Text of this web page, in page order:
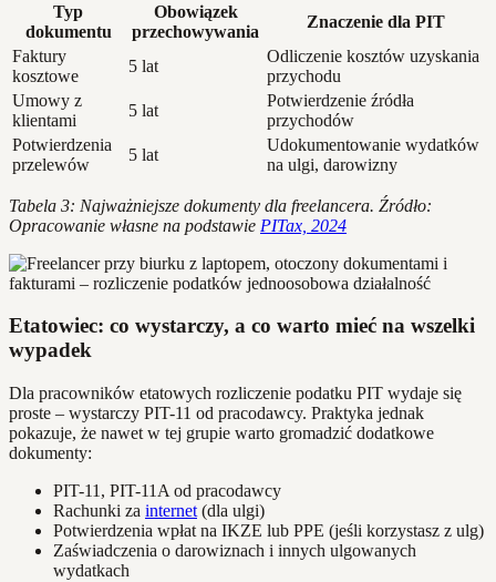
Typ
dokumentu
Obowiązek
przechowywania
Znaczenie dla PIT
Faktury
kosztowe
5 lat
Odliczenie kosztów uzyskania
przychodu
Umowy z
klientami
5 lat
Potwierdzenie źródła
przychodów
Potwierdzenia
przelewów
5 lat
Udokumentowanie wydatków
na ulgi, darowizny
Tabela 3: Najważniejsze dokumenty dla freelancera. Źródło:
Opracowanie własne na podstawie PITax, 2024
Etatowiec: co wystarczy, a co warto mieć na wszelki
wypadek
Dla pracowników etatowych rozliczenie podatku PIT wydaje się
proste – wystarczy PIT-11 od pracodawcy. Praktyka jednak
pokazuje, że nawet w tej grupie warto gromadzić dodatkowe
dokumenty:
PIT-11, PIT-11A od pracodawcy
Rachunki za internet (dla ulgi)
Potwierdzenia wpłat na IKZE lub PPE (jeśli korzystasz z ulg)
Zaświadczenia o darowiznach i innych ulgowanych
wydatkach